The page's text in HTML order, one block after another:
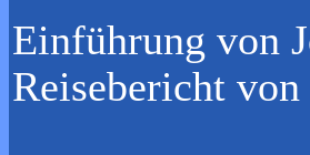
Einführung von
Reisebericht